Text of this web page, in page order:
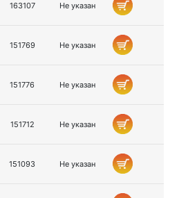
163107 Не указан
151769 Не указан
151776 Не указан
151712 Не указан
151093 Не указан